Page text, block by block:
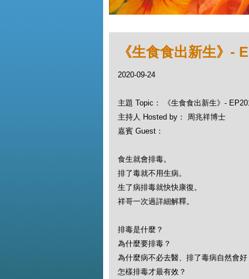
《生食食出新生》-
2020-09-24
主題 Topic： 《生食食出新生》-
主持人 Hosted by： 周兆祥博士
嘉賓 Guest：
食生就會排毒。
排了毒就不用生病。
生了病排毒就快快康復。
祥哥一次過詳細解釋。
排毒是什麼？
為什麼要排毒？
為什麼病不必去醫、排了毒病自然會好
怎樣排毒才最有效？